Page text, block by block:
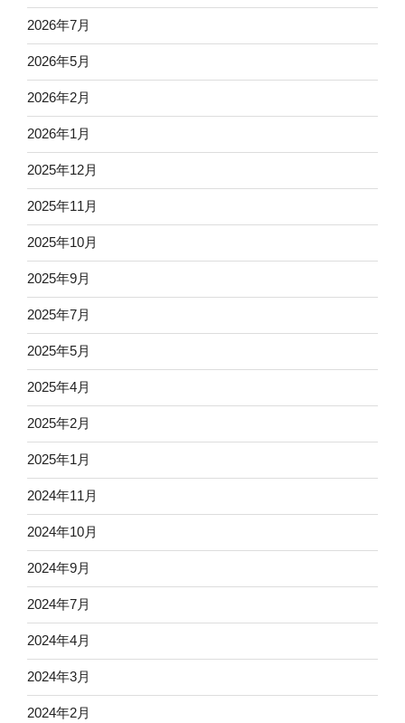
2026年7月
2026年5月
2026年2月
2026年1月
2025年12月
2025年11月
2025年10月
2025年9月
2025年7月
2025年5月
2025年4月
2025年2月
2025年1月
2024年11月
2024年10月
2024年9月
2024年7月
2024年4月
2024年3月
2024年2月